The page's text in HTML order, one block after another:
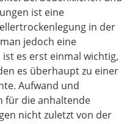
ist eine
in der
jedoch eine
es erst einmal wichtig,
es überhaupt zu einer
Aufwand und
für die anhaltende
nicht zuletzt von der